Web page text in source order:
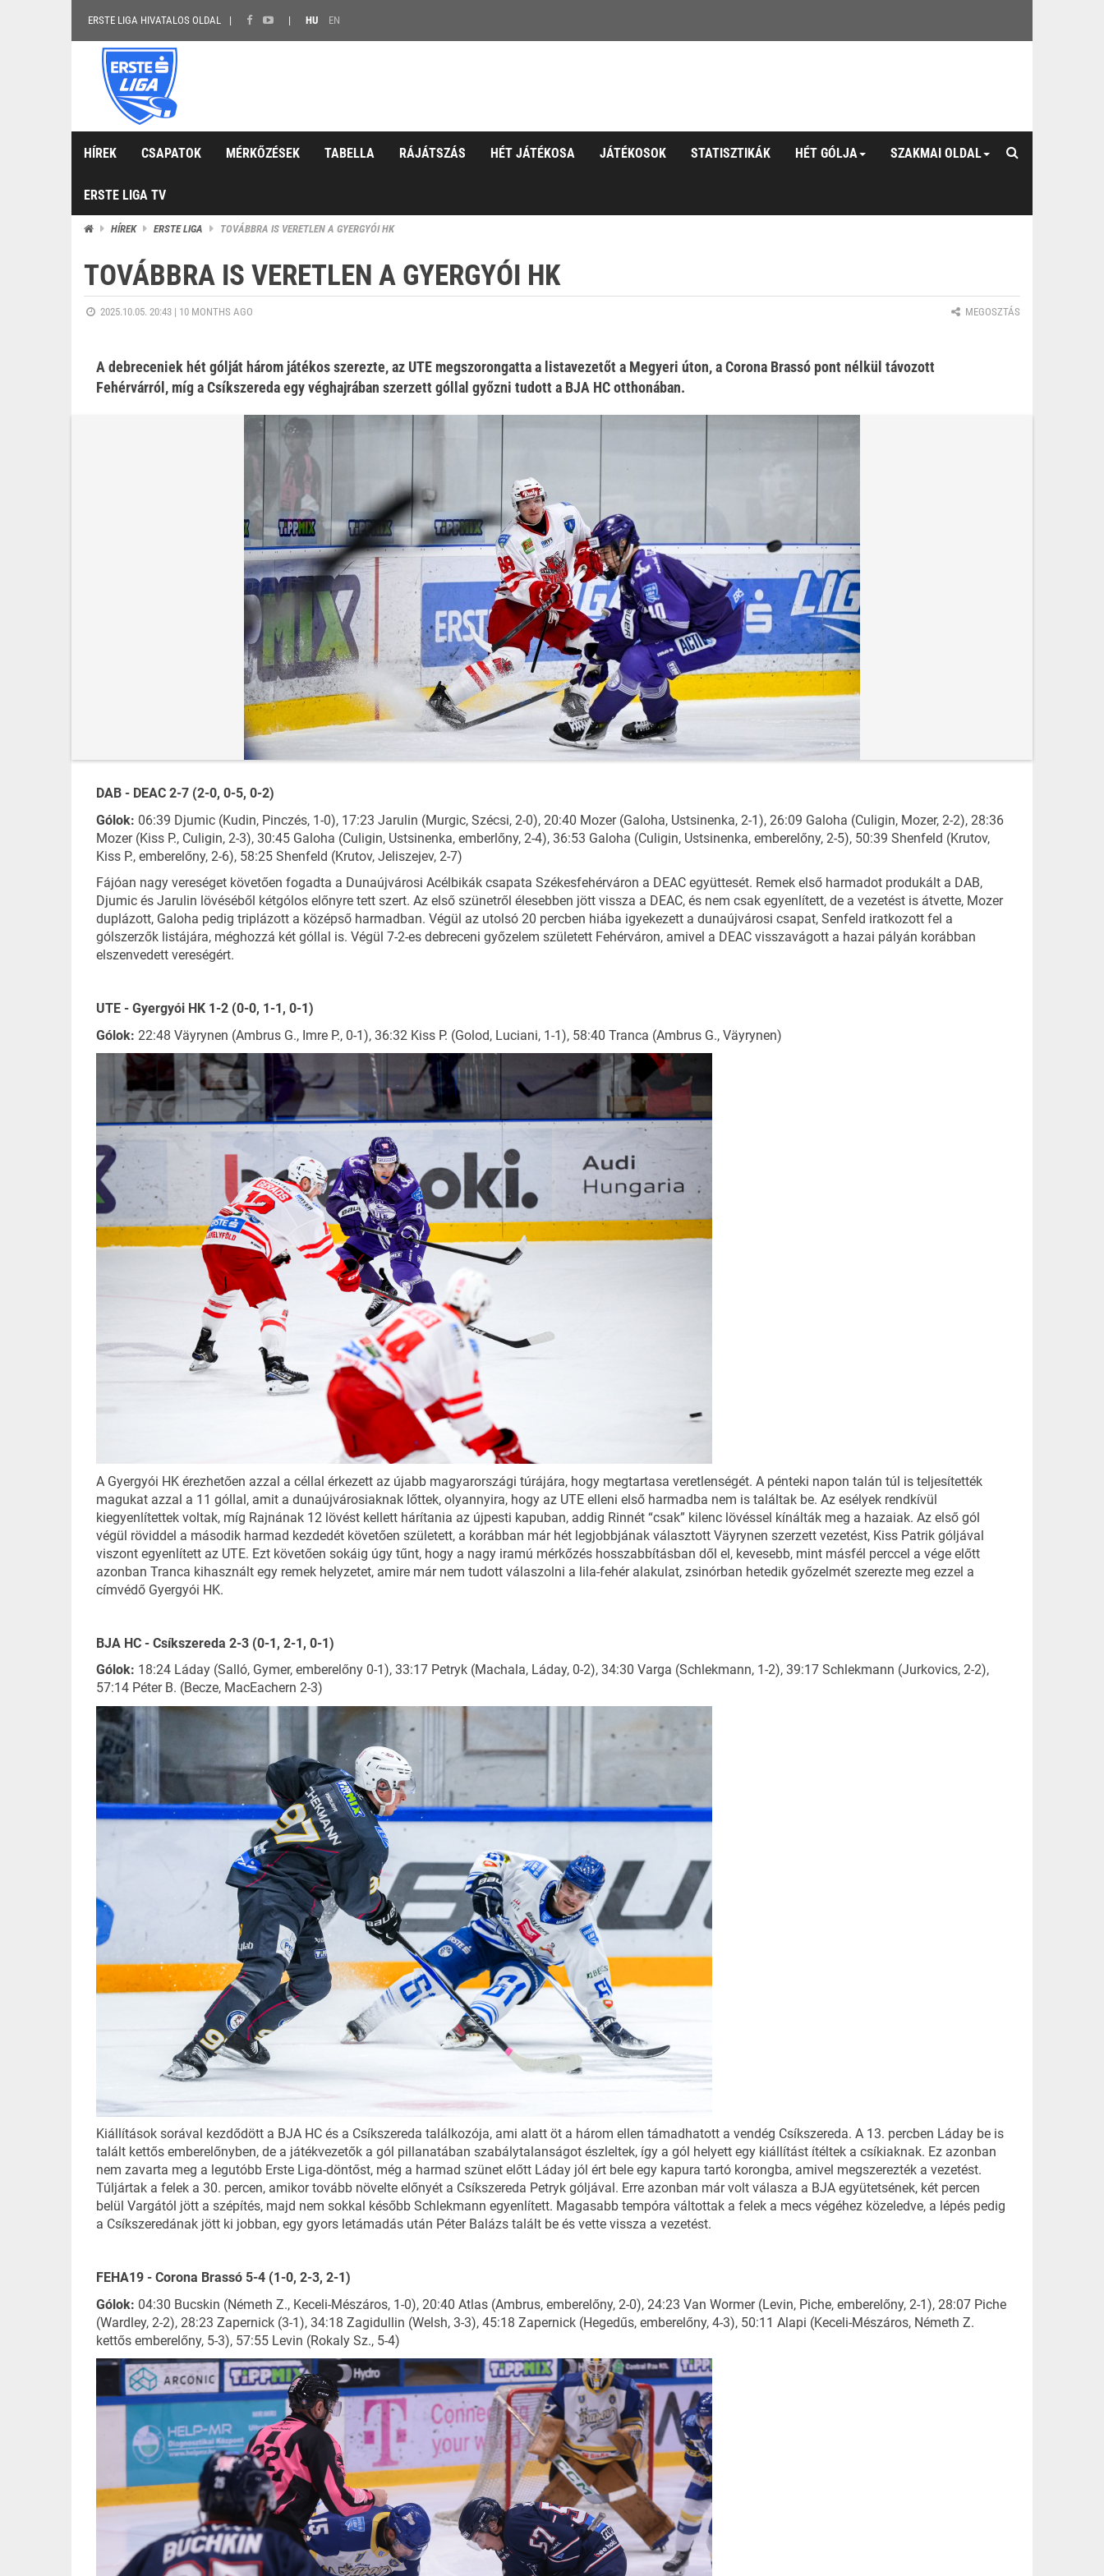
ERSTE LIGA HIVATALOS OLDAL HU EN
HÍREK CSAPATOK MÉRKŐZÉSEK TABELLA RÁJÁTSZÁS HÉT JÁTÉKOSA JÁTÉKOSOK STATISZTIKÁK HÉT GÓLJA SZAKMAI OLDAL
ERSTE LIGA TV
HÍREK ERSTE LIGA TOVÁBBRA IS VERETLEN A GYERGYÓI HK
TOVÁBBRA IS VERETLEN A GYERGYÓI HK
2025.10.05. 20:43 | 10 MONTHS AGO MEGOSZTÁS
A debreceniek hét gólját három játékos szerezte, az UTE megszorongatta a listavezetőt a Megyeri úton, a Corona Brassó pont nélkül távozott
Fehérvárról, míg a Csíkszereda egy véghajrában szerzett góllal győzni tudott a BJA HC otthonában.
DAB - DEAC 2-7 (2-0, 0-5, 0-2)
Gólok: 06:39 Djumic (Kudin, Pinczés, 1-0), 17:23 Jarulin (Murgic, Szécsi, 2-0), 20:40 Mozer (Galoha, Ustsinenka, 2-1), 26:09 Galoha (Culigin, Mozer, 2-2), 28:36
Mozer (Kiss P., Culigin, 2-3), 30:45 Galoha (Culigin, Ustsinenka, emberlőny, 2-4), 36:53 Galoha (Culigin, Ustsinenka, emberelőny, 2-5), 50:39 Shenfeld (Krutov,
Kiss P., emberelőny, 2-6), 58:25 Shenfeld (Krutov, Jeliszejev, 2-7)
Fájóan nagy vereséget követően fogadta a Dunaújvárosi Acélbikák csapata Székesfehérváron a DEAC együttesét. Remek első harmadot produkált a DAB,
Djumic és Jarulin lövéséből kétgólos előnyre tett szert. Az első szünetről élesebben jött vissza a DEAC, és nem csak egyenlített, de a vezetést is átvette, Mozer
duplázott, Galoha pedig triplázott a középső harmadban. Végül az utolsó 20 percben hiába igyekezett a dunaújvárosi csapat, Senfeld iratkozott fel a
gólszerzők listájára, méghozzá két góllal is. Végül 7-2-es debreceni győzelem született Fehérváron, amivel a DEAC visszavágott a hazai pályán korábban
elszenvedett vereségért.
UTE - Gyergyói HK 1-2 (0-0, 1-1, 0-1)
Gólok: 22:48 Väyrynen (Ambrus G., Imre P., 0-1), 36:32 Kiss P. (Golod, Luciani, 1-1), 58:40 Tranca (Ambrus G., Väyrynen)
A Gyergyói HK érezhetően azzal a céllal érkezett az újabb magyarországi túrájára, hogy megtartasa veretlenségét. A pénteki napon talán túl is teljesítették
magukat azzal a 11 góllal, amit a dunaújvárosiaknak lőttek, olyannyira, hogy az UTE elleni első harmadba nem is találtak be. Az esélyek rendkívül
kiegyenlítettek voltak, míg Rajnának 12 lövést kellett hárítania az újpesti kapuban, addig Rinnét “csak” kilenc lövéssel kínálták meg a hazaiak. Az első gól
végül röviddel a második harmad kezdedét követően született, a korábban már hét legjobbjának választott Väyrynen szerzett vezetést, Kiss Patrik góljával
viszont egyenlített az UTE. Ezt követően sokáig úgy tűnt, hogy a nagy iramú mérkőzés hosszabbításban dől el, kevesebb, mint másfél perccel a vége előtt
azonban Tranca kihasznált egy remek helyzetet, amire már nem tudott válaszolni a lila-fehér alakulat, zsinórban hetedik győzelmét szerezte meg ezzel a
címvédő Gyergyói HK.
BJA HC - Csíkszereda 2-3 (0-1, 2-1, 0-1)
Gólok: 18:24 Láday (Salló, Gymer, emberelőny 0-1), 33:17 Petryk (Machala, Láday, 0-2), 34:30 Varga (Schlekmann, 1-2), 39:17 Schlekmann (Jurkovics, 2-2),
57:14 Péter B. (Becze, MacEachern 2-3)
Kiállítások sorával kezdődött a BJA HC és a Csíkszereda találkozója, ami alatt öt a három ellen támadhatott a vendég Csíkszereda. A 13. percben Láday be is
talált kettős emberelőnyben, de a játékvezetők a gól pillanatában szabálytalanságot észleltek, így a gól helyett egy kiállítást ítéltek a csíkiaknak. Ez azonban
nem zavarta meg a legutóbb Erste Liga-döntőst, még a harmad szünet előtt Láday jól ért bele egy kapura tartó korongba, amivel megszerezték a vezetést.
Túljártak a felek a 30. percen, amikor tovább növelte előnyét a Csíkszereda Petryk góljával. Erre azonban már volt válasza a BJA együtetsének, két percen
belül Vargától jött a szépítés, majd nem sokkal később Schlekmann egyenlített. Magasabb tempóra váltottak a felek a mecs végéhez közeledve, a lépés pedig
a Csíkszeredának jött ki jobban, egy gyors letámadás után Péter Balázs talált be és vette vissza a vezetést.
FEHA19 - Corona Brassó 5-4 (1-0, 2-3, 2-1)
Gólok: 04:30 Bucskin (Németh Z., Keceli-Mészáros, 1-0), 20:40 Atlas (Ambrus, emberelőny, 2-0), 24:23 Van Wormer (Levin, Piche, emberelőny, 2-1), 28:07 Piche
(Wardley, 2-2), 28:23 Zapernick (3-1), 34:18 Zagidullin (Welsh, 3-3), 45:18 Zapernick (Hegedűs, emberelőny, 4-3), 50:11 Alapi (Keceli-Mészáros, Németh Z.
kettős emberelőny, 5-3), 57:55 Levin (Rokaly Sz., 5-4)